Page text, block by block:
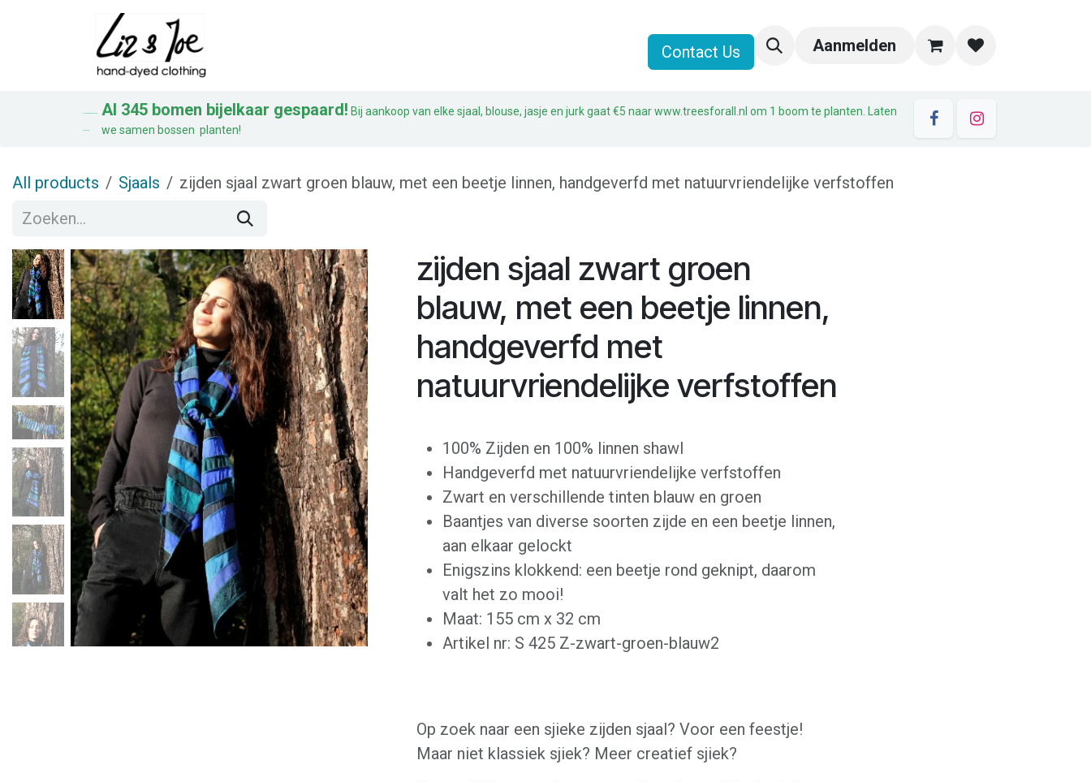
Overslaan naar inhoud
Over Liz & JoeContact Us Aanmelden
Al 345 bomen bijelkaar gespaard! Bij aankoop van elke sjaal, blouse, jasje en jurk gaat €5 naar www.treesforall.nl om 1 boom te planten. Laten
we samen bossen planten!
All products Sjaals zijden sjaal zwart groen blauw, met een beetje linnen, handgeverfd met natuurvriendelijke verfstoffen
zijden sjaal zwart groen
blauw, met een beetje linnen,
handgeverfd met
natuurvriendelijke verfstoffen
100% Zijden en 100% linnen shawl
Handgeverfd met natuurvriendelijke verfstoffen
Zwart en verschillende tinten blauw en groen
Baantjes van diverse soorten zijde en een beetje linnen,
aan elkaar gelockt
Enigszins klokkend: een beetje rond geknipt, daarom
valt het zo mooi!
Maat: 155 cm x 32 cm
Artikel nr: S 425 Z-zwart-groen-blauw2
Op zoek naar een sjieke zijden sjaal? Voor een feestje!
Maar niet klassiek sjiek? Meer creatief sjiek?